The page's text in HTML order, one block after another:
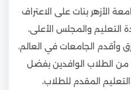
الأزهر بنات على الاعتراف
التعليم والمجلس الأعلى،
وأقدم الجامعات في العالم،
الطلاب الوافدين بفضل
المقدم للطلاب،